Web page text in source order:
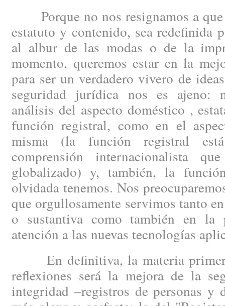
Porque no nos resignamos a
estatuto y contenido, sea redefinida
al albur de las modas o de la
momento, queremos estar en la
para ser un verdadero vivero de
seguridad jurídica nos es ajeno:
análisis del aspecto doméstico ,
función registral, como en el
misma (la función registral
comprensión internacionalista
globalizado) y, también, la
olvidada tenemos. Nos
que orgullosamente servimos tanto
o sustantiva como también en la
atención a las nuevas tecnologías
En definitiva, la materia
reflexiones será la mejora de la
integridad –registros de personas y